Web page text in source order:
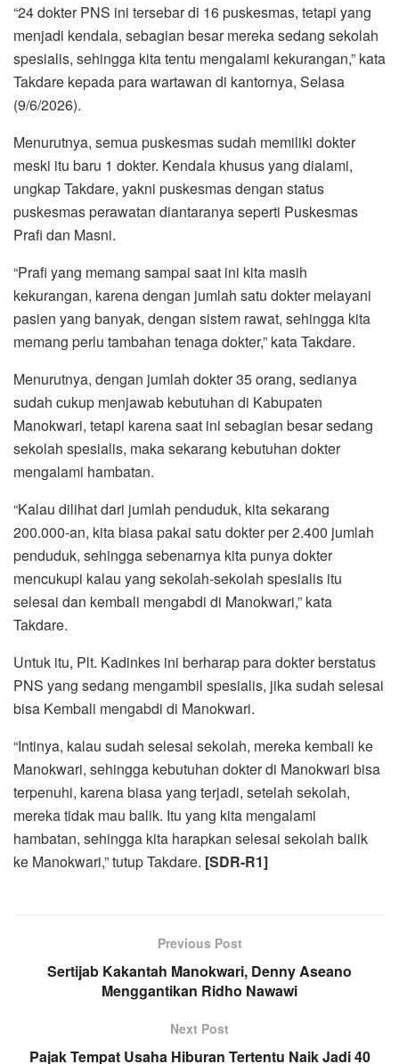
“24 dokter PNS ini tersebar di 16 puskesmas, tetapi yang
menjadi kendala, sebagian besar mereka sedang sekolah
spesialis, sehingga kita tentu mengalami kekurangan,” kata
Takdare kepada para wartawan di kantornya, Selasa
(9/6/2026).
Menurutnya, semua puskesmas sudah memiliki dokter
meski itu baru 1 dokter. Kendala khusus yang dialami,
ungkap Takdare, yakni puskesmas dengan status
puskesmas perawatan diantaranya seperti Puskesmas
Prafi dan Masni.
“Prafi yang memang sampai saat ini kita masih
kekurangan, karena dengan jumlah satu dokter melayani
pasien yang banyak, dengan sistem rawat, sehingga kita
memang perlu tambahan tenaga dokter,” kata Takdare.
Menurutnya, dengan jumlah dokter 35 orang, sedianya
sudah cukup menjawab kebutuhan di Kabupaten
Manokwari, tetapi karena saat ini sebagian besar sedang
sekolah spesialis, maka sekarang kebutuhan dokter
mengalami hambatan.
“Kalau dilihat dari jumlah penduduk, kita sekarang
200.000-an, kita biasa pakai satu dokter per 2.400 jumlah
penduduk, sehingga sebenarnya kita punya dokter
mencukupi kalau yang sekolah-sekolah spesialis itu
selesai dan kembali mengabdi di Manokwari,” kata
Takdare.
Untuk itu, Plt. Kadinkes ini berharap para dokter berstatus
PNS yang sedang mengambil spesialis, jika sudah selesai
bisa Kembali mengabdi di Manokwari.
“Intinya, kalau sudah selesai sekolah, mereka kembali ke
Manokwari, sehingga kebutuhan dokter di Manokwari bisa
terpenuhi, karena biasa yang terjadi, setelah sekolah,
mereka tidak mau balik. Itu yang kita mengalami
hambatan, sehingga kita harapkan selesai sekolah balik
ke Manokwari,” tutup Takdare. [SDR-R1]
Previous Post
Sertijab Kakantah Manokwari, Denny Aseano
Menggantikan Ridho Nawawi
Next Post
Pajak Tempat Usaha Hiburan Tertentu Naik Jadi 40